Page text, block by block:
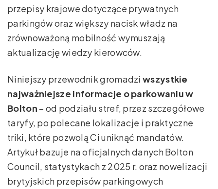
przepisy krajowe dotyczące prywatnych
parkingów oraz większy nacisk władz na
zrównoważoną mobilność wymuszają
aktualizację wiedzy kierowców.
Niniejszy przewodnik gromadzi wszystkie
najważniejsze informacje o parkowaniu w
Bolton – od podziału stref, przez szczegółowe
taryfy, po polecane lokalizacje i praktyczne
triki, które pozwolą Ci uniknąć mandatów.
Artykuł bazuje na oficjalnych danych Bolton
Council, statystykach z 2025 r. oraz nowelizacji
brytyjskich przepisów parkingowych